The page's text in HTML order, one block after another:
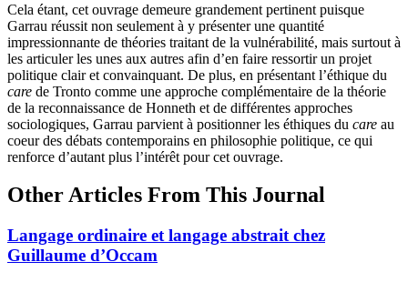
Cela étant, cet ouvrage demeure grandement pertinent puisque
Garrau réussit non seulement à y présenter une quantité
impressionnante de théories traitant de la vulnérabilité, mais surtout à
les articuler les unes aux autres afin d’en faire ressortir un projet
politique clair et convainquant. De plus, en présentant l’éthique du
care de Tronto comme une approche complémentaire de la théorie
de la reconnaissance de Honneth et de différentes approches
sociologiques, Garrau parvient à positionner les éthiques du care au
coeur des débats contemporains en philosophie politique, ce qui
renforce d’autant plus l’intérêt pour cet ouvrage.
Other Articles From This Journal
Langage ordinaire et langage abstrait chez
Guillaume d’Occam